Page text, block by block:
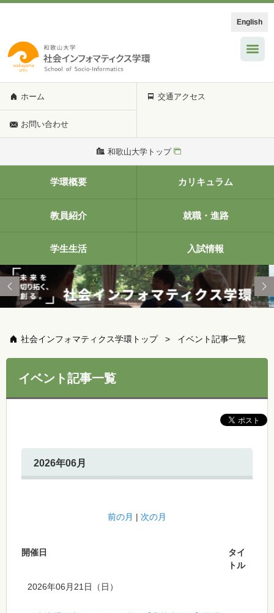
English
ホーム 交通アクセス
お問い合わせ
和歌山大学トップ
学環概要 カリキュラム
教員紹介 就職・進路
学生生活 入試情報
社会インフォマティクス学環トップ イベント記事一覧
イベント記事一覧
2026年06月
前の月 | 次の月
開催日
タイ
トル
2026年06月21日（日）